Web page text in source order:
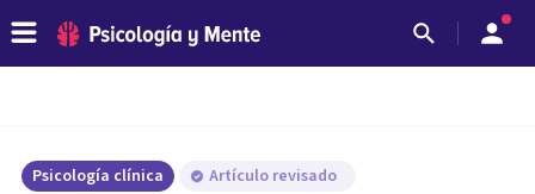
Psicología clínica Artículo revisado